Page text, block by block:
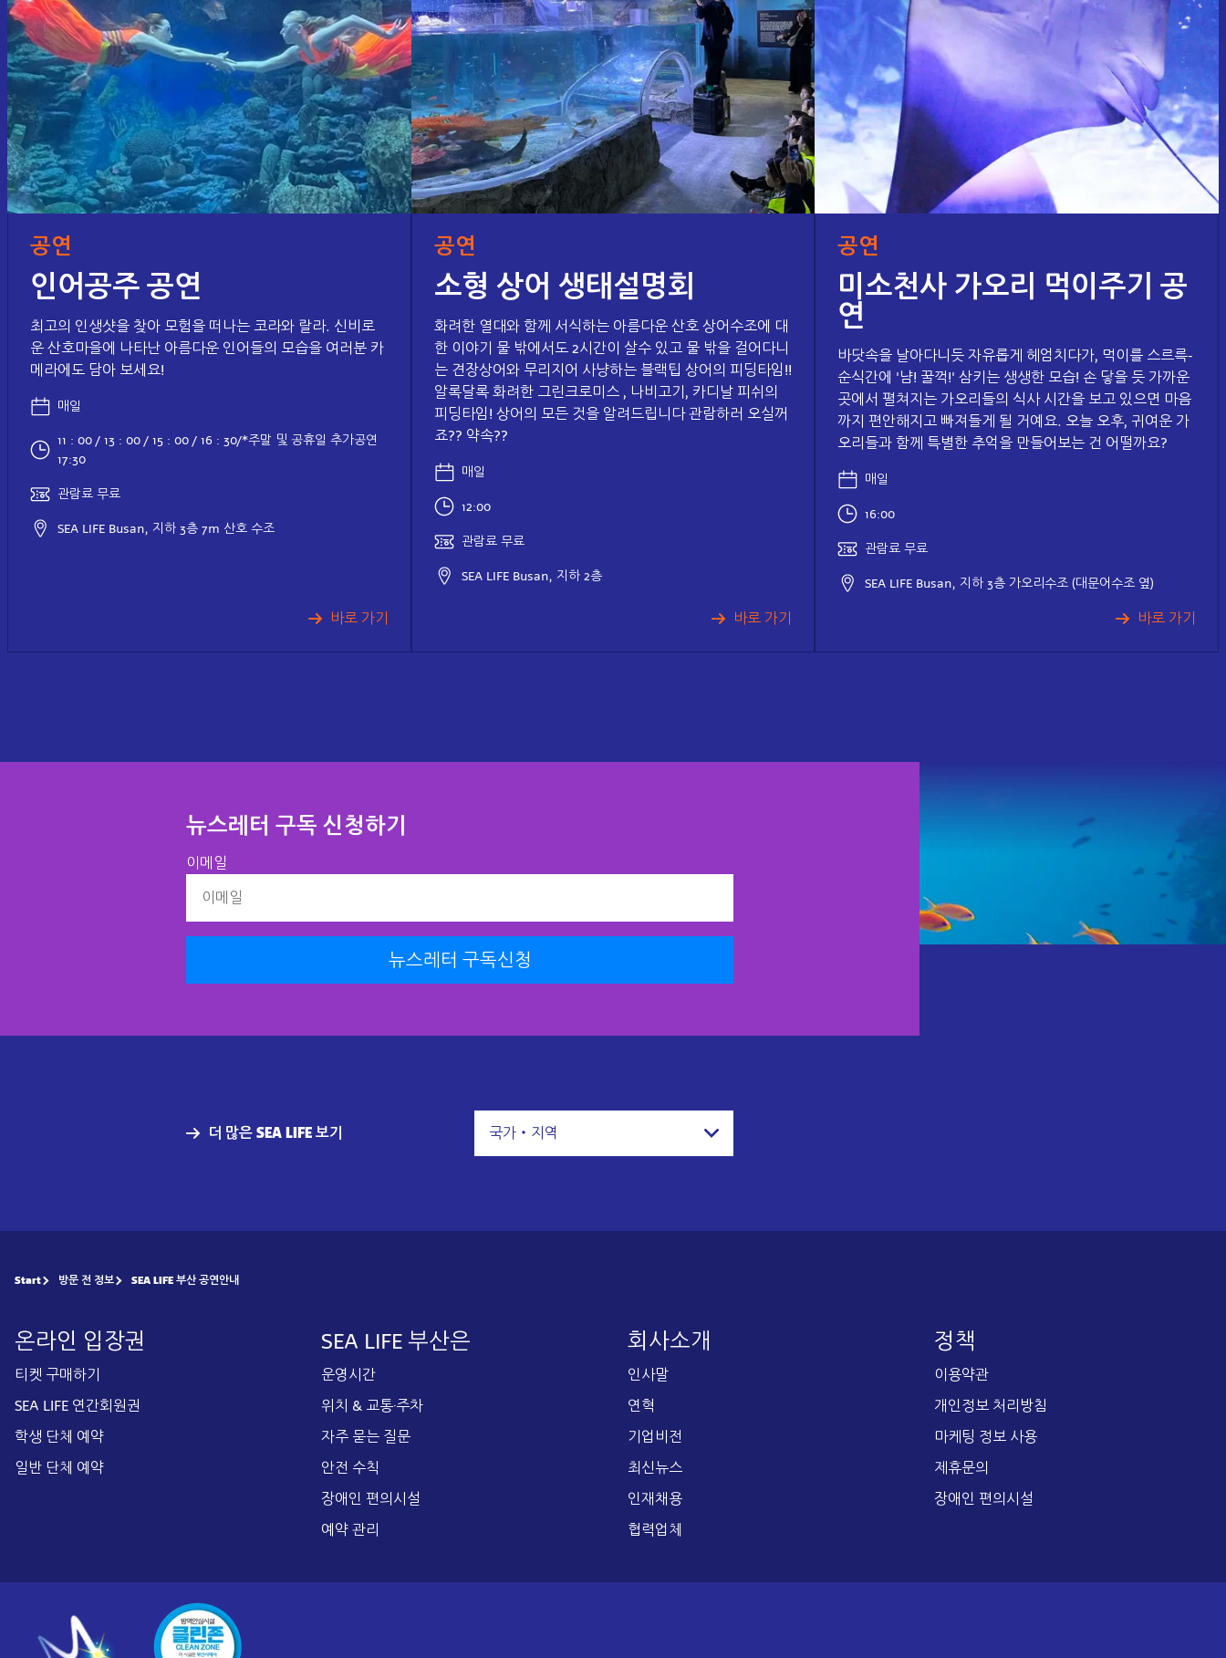
공연
인어공주 공연
최고의 인생샷을 찾아 모험을 떠나는 코라와 랄라. 신비로
운 산호마을에 나타난 아름다운 인어들의 모습을 여러분 카
메라에도 담아 보세요!
매일
11 : 00 / 13 : 00 / 15 : 00 / 16 : 30/*주말 및 공휴일 추가공연
17:30
관람료 무료
SEA LIFE Busan, 지하 3층 7m 산호 수조
바로 가기
공연
소형 상어 생태설명회
화려한 열대와 함께 서식하는 아름다운 산호 상어수조에 대
한 이야기 물 밖에서도 2시간이 살수 있고 물 밖을 걸어다니
는 견장상어와 무리지어 사냥하는 블랙팁 상어의 피딩타임!!
알록달록 화려한 그린크로미스 , 나비고기, 카디날 피쉬의
피딩타임! 상어의 모든 것을 알려드립니다 관람하러 오실꺼
죠?? 약속??
매일
12:00
관람료 무료
SEA LIFE Busan, 지하 2층
바로 가기
공연
미소천사 가오리 먹이주기 공
연
바닷속을 날아다니듯 자유롭게 헤엄치다가, 먹이를 스르륵-
순식간에 '냠! 꿀꺽!' 삼키는 생생한 모습! 손 닿을 듯 가까운
곳에서 펼쳐지는 가오리들의 식사 시간을 보고 있으면 마음
까지 편안해지고 빠져들게 될 거예요. 오늘 오후, 귀여운 가
오리들과 함께 특별한 추억을 만들어보는 건 어떨까요?
매일
16:00
관람료 무료
SEA LIFE Busan, 지하 3층 가오리수조 (대문어수조 옆)
바로 가기
뉴스레터 구독 신청하기​
이메일
뉴스레터 구독신청
더 많은 SEA LIFE 보기 국가・지역
Start 방문 전 정보 SEA LIFE 부산 공연안내
온라인 입장권
티켓 구매하기
SEA LIFE 연간회원권
학생 단체 예약
일반 단체 예약
SEA LIFE 부산은
운영시간
위치 & 교통·주차
자주 묻는 질문
안전 수칙
장애인 편의시설
예약 관리
회사소개
인사말
연혁
기업비전
최신뉴스
인재채용
협력업체
정책
이용약관
개인정보 처리방침
마케팅 정보 사용
제휴문의
장애인 편의시설